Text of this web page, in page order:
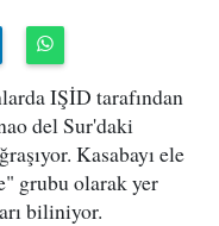
IŞİD tarafından
del Sur'daki
Kasabayı ele
grubu olarak yer
biliniyor.